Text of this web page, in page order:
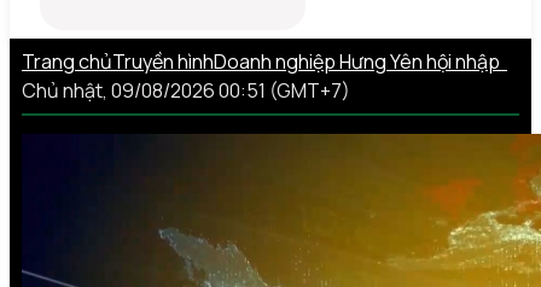
Trang chủTruyền hìnhDoanh nghiệp Hưng Yên hội nhập
Chủ nhật, 09/08/2026 00:51 (GMT+7)